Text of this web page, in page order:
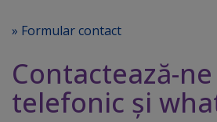
» Formular contact
Contactează-
telefonic și